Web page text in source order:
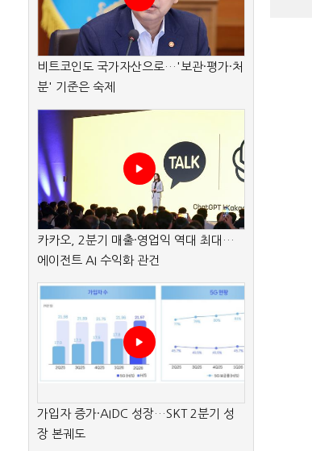
비트코인도 국가자산으로…'보관·평가·처
분' 기준은 숙제
카카오, 2분기 매출·영업익 역대 최대…
에이전트 AI 수익화 관건
가입자 증가·AIDC 성장…SKT 2분기 성
장 본궤도